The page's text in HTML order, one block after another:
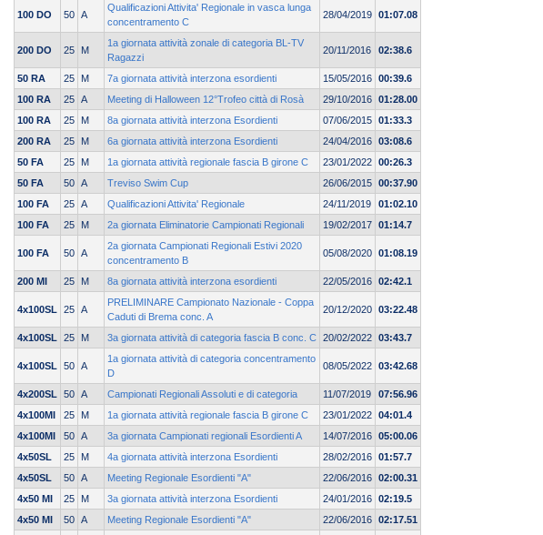
100 DO 50 A
Qualificazioni Attivita' Regionale in vasca lunga
concentramento C
28/04/2019 01:07.08
200 DO 25 M
1a giornata attività zonale di categoria BL-TV
Ragazzi
20/11/2016 02:38.6
50 RA 25 M 7a giornata attività interzona esordienti 15/05/2016 00:39.6
100 RA
25 A Meeting di Halloween 12°Trofeo città di Rosà 29/10/2016 01:28.00
100 RA
25 M 8a giornata attività interzona Esordienti 07/06/2015 01:33.3
200 RA
25 M 6a giornata attività interzona Esordienti 24/04/2016 03:08.6
50 FA
25 M 1a giornata attività regionale fascia B girone C 23/01/2022 00:26.3
50 FA
50 A Treviso Swim Cup 26/06/2015 00:37.90
100 FA
25 A Qualificazioni Attivita' Regionale 24/11/2019
01:02.10
100 FA
25 M 2a giornata Eliminatorie Campionati Regionali 19/02/2017 01:14.7
100 FA 50 A
2a giornata Campionati Regionali Estivi 2020
concentramento B
05/08/2020 01:08.19
200 MI 25 M 8a giornata attività interzona esordienti 22/05/2016 02:42.1
4x100SL 25 A
PRELIMINARE Campionato Nazionale - Coppa
Caduti di Brema conc. A
20/12/2020 03:22.48
4x100SL 25 M 3a giornata attività di categoria fascia B conc. C 20/02/2022 03:43.7
4x100SL 50 A
1a giornata attività di categoria concentramento
D
08/05/2022 03:42.68
4x200SL 50 A Campionati Regionali Assoluti e di categoria 11/07/2019
07:56.96
4x100MI
25 M 1a giornata attività regionale fascia B girone C 23/01/2022 04:01.4
4x100MI
50 A 3a giornata Campionati regionali Esordienti A 14/07/2016 05:00.06
4x50SL
25 M 4a giornata attività interzona Esordienti 28/02/2016 01:57.7
4x50SL
50 A Meeting Regionale Esordienti "A" 22/06/2016 02:00.31
4x50 MI
25 M 3a giornata attività interzona Esordienti 24/01/2016 02:19.5
4x50 MI
50 A Meeting Regionale Esordienti "A" 22/06/2016 02:17.51